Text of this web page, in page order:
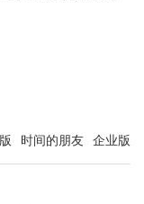
时间的朋友 企业版